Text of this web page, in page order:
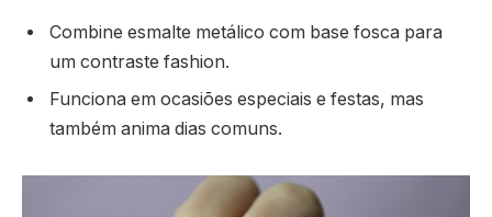
Combine esmalte metálico com base fosca para
um contraste fashion.
Funciona em ocasiões especiais e festas, mas
também anima dias comuns.